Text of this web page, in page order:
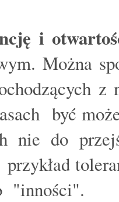
i
Można
być
nie do
przykład
"inności".